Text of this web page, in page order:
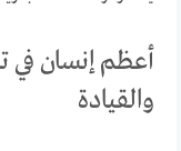
أعظم إنسان في
والقيادة